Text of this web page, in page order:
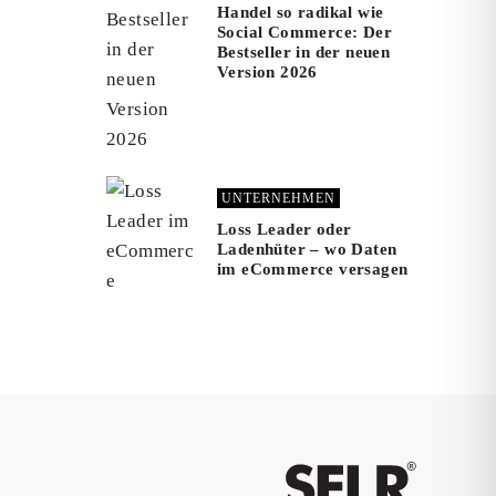
Handel so radikal wie
Social Commerce: Der
Bestseller in der neuen
Version 2026
UNTERNEHMEN
Loss Leader oder
Ladenhüter – wo Daten
im eCommerce versagen